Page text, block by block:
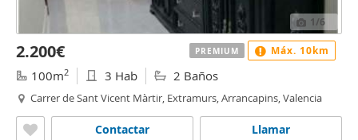
1/6
2.200€
100m2 3 Hab 2 Baños
Carrer de Sant Vicent Màrtir, Extramurs, Arrancapins, Valencia
Llamar
Contactar
PREMIUM Máx. 10km